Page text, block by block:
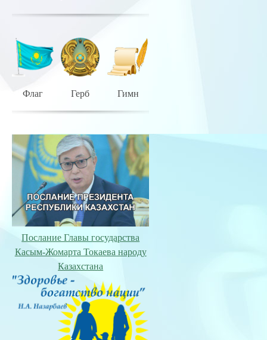
Флаг Герб Гимн
Послание Главы государства
Касым-Жомарта Токаева народу
Казахстана